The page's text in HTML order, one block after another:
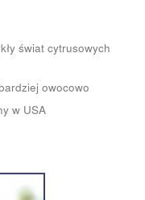
świat cytrusowych
owocowo
w USA